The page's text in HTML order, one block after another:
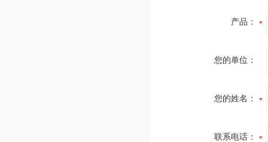
产品：
您的单位：
您的姓名：
联系电话：